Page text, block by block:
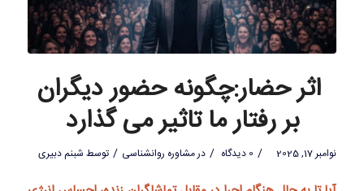
اثر حضار:چگونه حضور دیگران
بر رفتار ما تاثیر می گذارد
نوامبر 17, 2025 / 0 دیدگاه / درمشاوره روانشناسی / توسط شبنم دبیری